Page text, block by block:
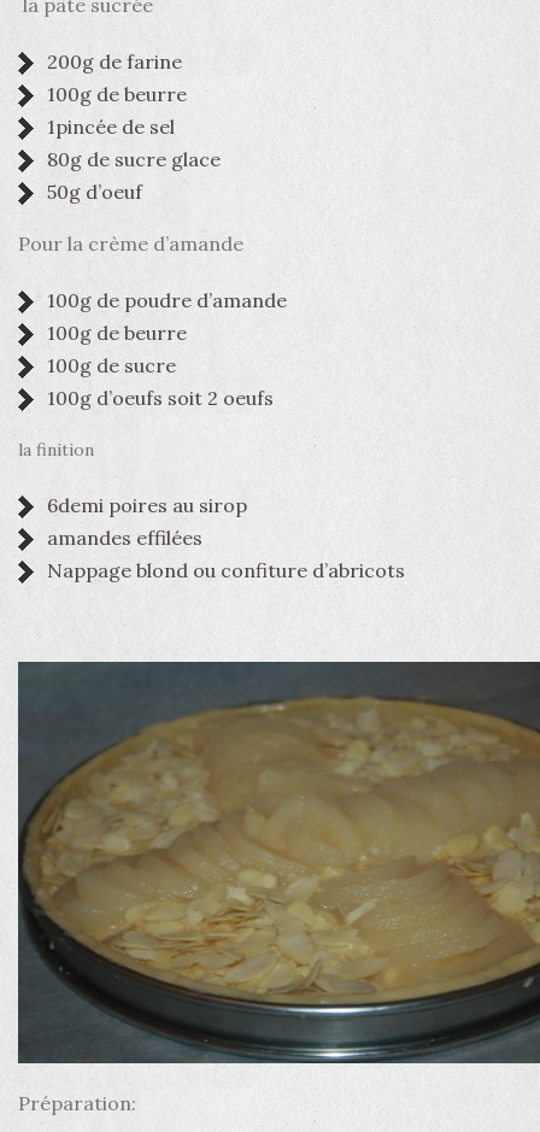
200g de farine
100g de beurre
1pincée de sel
80g de sucre glace
50g d’oeuf
Pour la crème d’amande
100g de poudre d’amande
100g de beurre
100g de sucre
100g d’oeufs soit 2 oeufs
la finition
6demi poires au sirop
amandes effilées
Nappage blond ou confiture d’abricots
Préparation: